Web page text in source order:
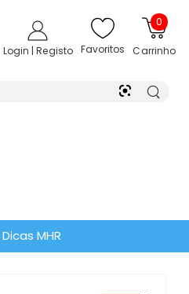
Login | Registo Favoritos
0
Carrinho
MHR